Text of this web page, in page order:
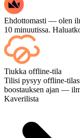
Ehdottomasti — olen
10 minuutissa.
Kyllä — jokainen
jos haluat katsoa itse
Tiukka offline-tila
Tilisi pysyy offline-
boostauksen ajan —
Kaverilista